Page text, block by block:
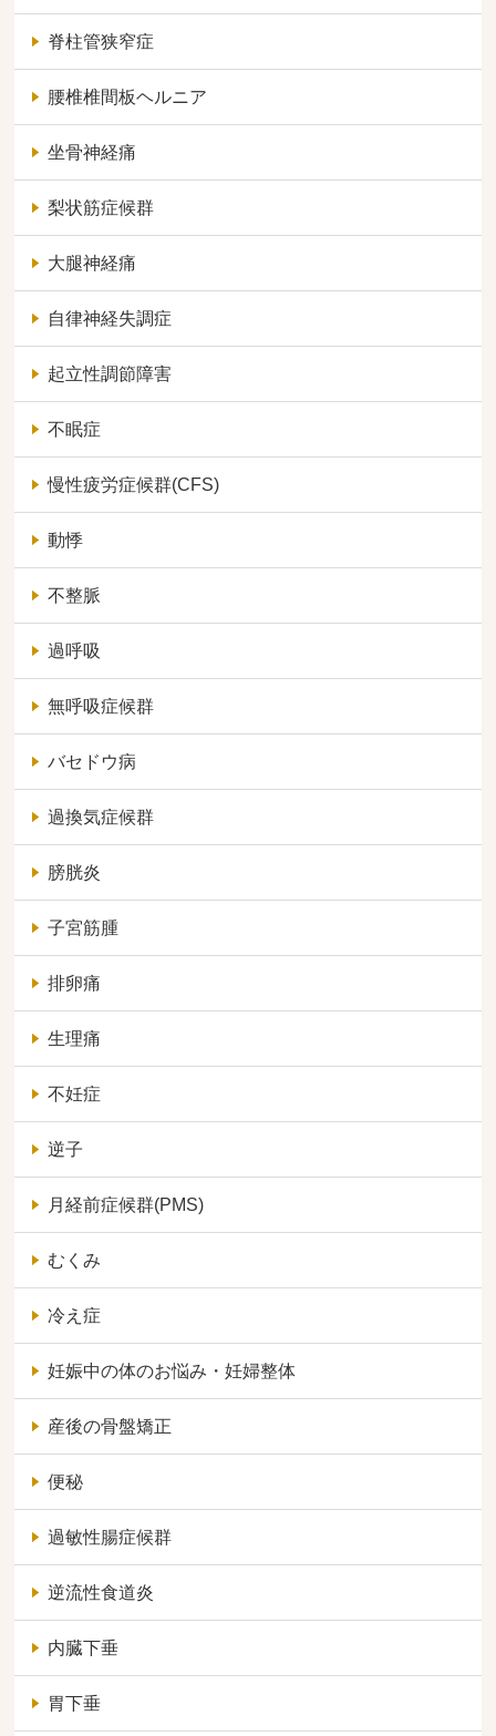
脊柱管狭窄症
腰椎椎間板ヘルニア
坐骨神経痛
梨状筋症候群
大腿神経痛
自律神経失調症
起立性調節障害
不眠症
慢性疲労症候群(CFS)
動悸
不整脈
過呼吸
無呼吸症候群
バセドウ病
過換気症候群
膀胱炎
子宮筋腫
排卵痛
生理痛
不妊症
逆子
月経前症候群(PMS)
むくみ
冷え症
妊娠中の体のお悩み・妊婦整体
産後の骨盤矯正
便秘
過敏性腸症候群
逆流性食道炎
内臓下垂
胃下垂